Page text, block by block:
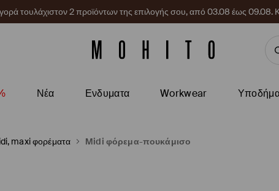
τουλάχιστον 2 προϊόντων της επιλογής σου, από 03.08 έως
Νέα Ενδυματα Workwear
maxi φορέματα Midi φόρεμα-πουκάμισο